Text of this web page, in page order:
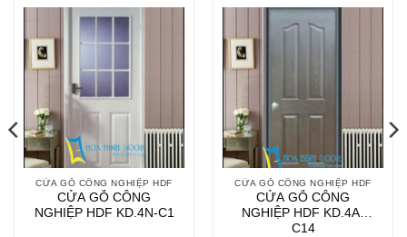
CỬA GỖ CÔNG NGHIỆP HDF
CỬA GỖ CÔNG
NGHIỆP HDF KD.4N-C1
CỬA GỖ CÔNG NGHIỆP HDF
CỬA GỖ CÔNG
NGHIỆP HDF KD.4A-
C14